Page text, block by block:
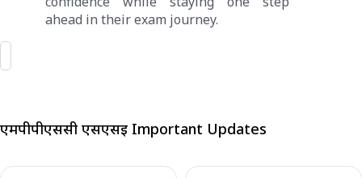
ahead in their exam journey.
एमपीपीएससी एसएसई Important Updates